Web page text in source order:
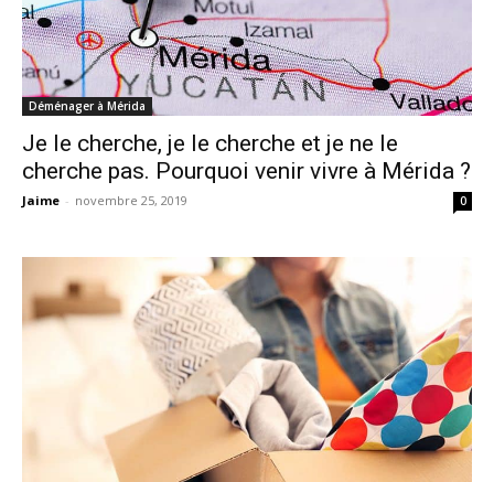
Déménager à Mérida
Je le cherche, je le cherche et je ne le
cherche pas. Pourquoi venir vivre à Mérida ?
Jaime - novembre 25, 2019 0